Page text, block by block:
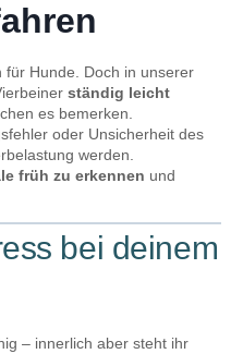
Hunde. Doch in unserer
ständig leicht
es bemerken.
oder Unsicherheit des
werden.
früh zu erkennen und
bei deinem
– innerlich aber steht ihr